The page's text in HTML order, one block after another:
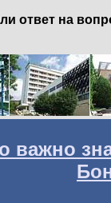
ответ на
важно